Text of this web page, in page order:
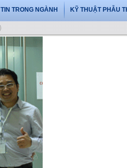
TIN TRONG NGÀNH KỸ THUẬT PHẪU